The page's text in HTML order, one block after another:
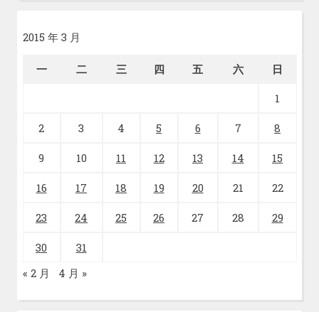
2015 年 3 月
一 二 三 四 五 六 日
1
2 3 4 5 6 7 8
9 10 11 12 13 14 15
16 17 18 19 20 21 22
23 24 25 26 27 28 29
30
31
« 2 月
4 月 »